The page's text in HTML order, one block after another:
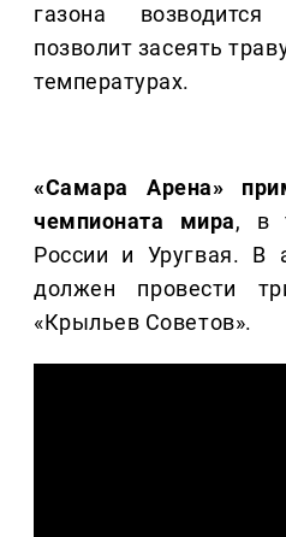
газона
позволит засеять
температурах.
«Самара Арена»
чемпионата мира, в
России и Уругвая. В
должен провести
«Крыльев Советов».